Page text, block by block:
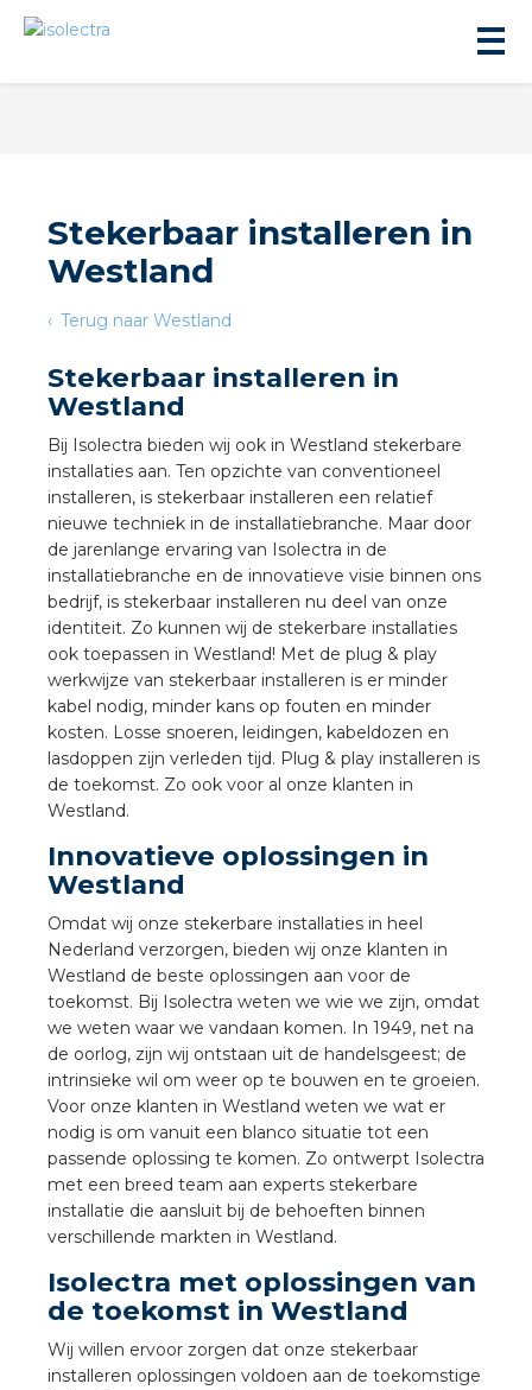
Stekerbaar installeren in
Westland
Terug naar Westland
Stekerbaar installeren in
Westland
Bij Isolectra bieden wij ook in Westland stekerbare
installaties aan. Ten opzichte van conventioneel
installeren, is stekerbaar installeren een relatief
nieuwe techniek in de installatiebranche. Maar door
de jarenlange ervaring van Isolectra in de
installatiebranche en de innovatieve visie binnen ons
bedrijf, is stekerbaar installeren nu deel van onze
identiteit. Zo kunnen wij de stekerbare installaties
ook toepassen in Westland! Met de plug & play
werkwijze van stekerbaar installeren is er minder
kabel nodig, minder kans op fouten en minder
kosten. Losse snoeren, leidingen, kabeldozen en
lasdoppen zijn verleden tijd. Plug & play installeren is
de toekomst. Zo ook voor al onze klanten in
Westland.
Innovatieve oplossingen in
Westland
Omdat wij onze stekerbare installaties in heel
Nederland verzorgen, bieden wij onze klanten in
Westland de beste oplossingen aan voor de
toekomst. Bij Isolectra weten we wie we zijn, omdat
we weten waar we vandaan komen. In 1949, net na
de oorlog, zijn wij ontstaan uit de handelsgeest; de
intrinsieke wil om weer op te bouwen en te groeien.
Voor onze klanten in Westland weten we wat er
nodig is om vanuit een blanco situatie tot een
passende oplossing te komen. Zo ontwerpt Isolectra
met een breed team aan experts stekerbare
installatie die aansluit bij de behoeften binnen
verschillende markten in Westland.
Isolectra met oplossingen van
de toekomst in Westland
Wij willen ervoor zorgen dat onze stekerbaar
installeren oplossingen voldoen aan de toekomstige
installeren
installeren
installeren in beton
installeren in de tuinbouw
stekerbare vlakkabel
GST®
RST®